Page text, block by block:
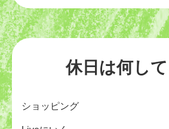
休日は何し
ショッピング